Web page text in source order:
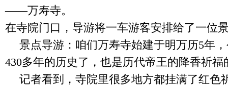
——万寿寺。
在寺院门口，导游将一车游客安排给了一位
景点导游：咱们万寿寺始建于明万历5年
430多年的历史了，也是历代帝王的降香祈福
记者看到，寺院里很多地方都挂满了红色